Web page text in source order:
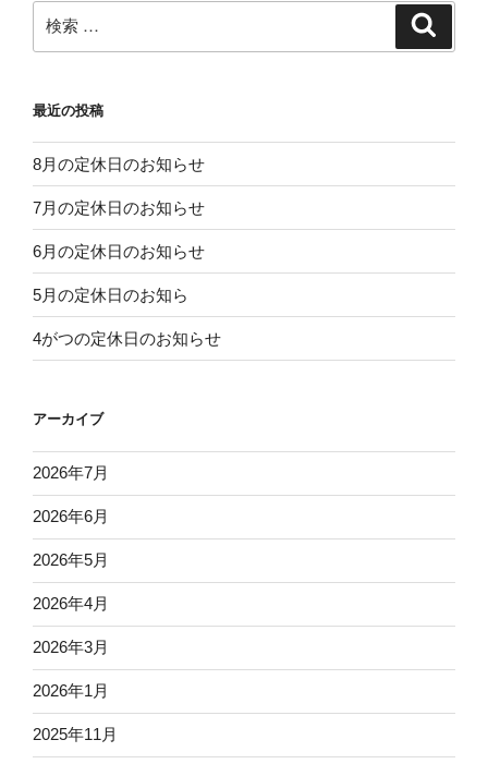
ン
検
索:
最近の投稿
8月の定休日のお知らせ
7月の定休日のお知らせ
6月の定休日のお知らせ
5月の定休日のお知ら
4がつの定休日のお知らせ
アーカイブ
2026年7月
2026年6月
2026年5月
2026年4月
2026年3月
2026年1月
2025年11月